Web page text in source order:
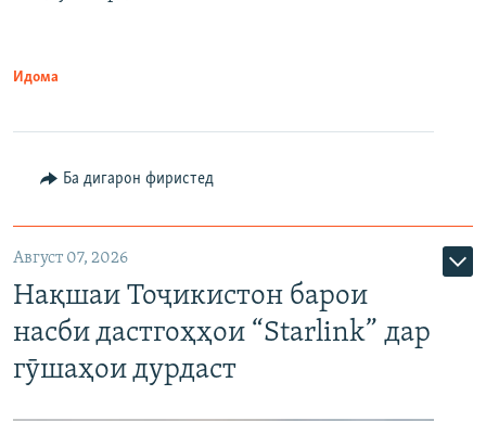
Идома
Ба дигарон фиристед
Август 07, 2026
Нақшаи Тоҷикистон барои
насби дастгоҳҳои “Starlink” дар
гӯшаҳои дурдаст